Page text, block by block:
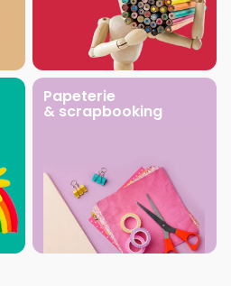
Papeterie
& scrapbooking